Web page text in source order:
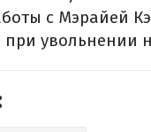
с Мэрайей
при увольнении